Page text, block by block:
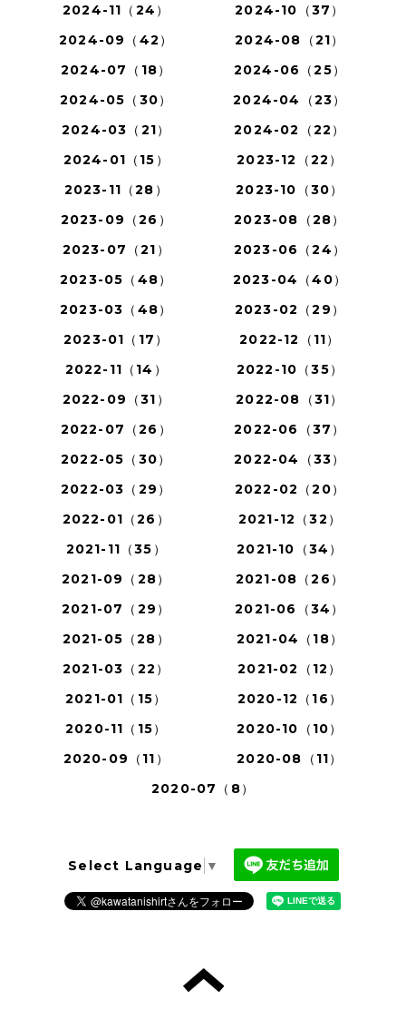
2024-11（24）
2024-10（37）
2024-09（42）
2024-08（21）
2024-07（18）
2024-06（25）
2024-05（30）
2024-04（23）
2024-03（21）
2024-02（22）
2024-01（15）
2023-12（22）
2023-11（28）
2023-10（30）
2023-09（26）
2023-08（28）
2023-07（21）
2023-06（24）
2023-05（48）
2023-04（40）
2023-03（48）
2023-02（29）
2023-01（17）
2022-12（11）
2022-11（14）
2022-10（35）
2022-09（31）
2022-08（31）
2022-07（26）
2022-06（37）
2022-05（30）
2022-04（33）
2022-03（29）
2022-02（20）
2022-01（26）
2021-12（32）
2021-11（35）
2021-10（34）
2021-09（28）
2021-08（26）
2021-07（29）
2021-06（34）
2021-05（28）
2021-04（18）
2021-03（22）
2021-02（12）
2021-01（15）
2020-12（16）
2020-11（15）
2020-10（10）
2020-09（11）
2020-08（11）
2020-07（8）
Select Language ▼